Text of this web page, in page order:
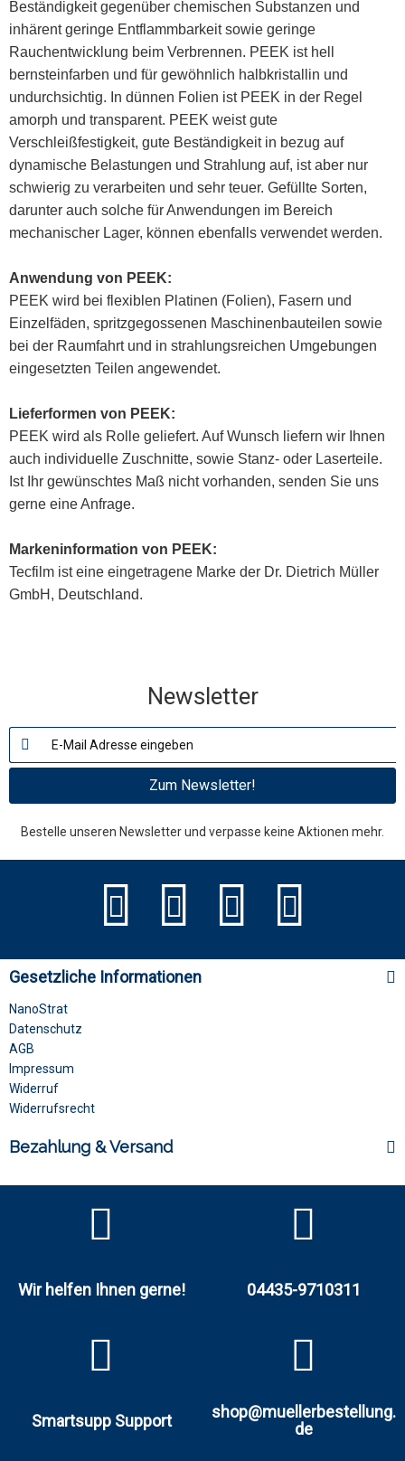
Beständigkeit gegenüber chemischen Substanzen und
inhärent geringe Entflammbarkeit sowie geringe
Rauchentwicklung beim Verbrennen. PEEK ist hell
bernsteinfarben und für gewöhnlich halbkristallin und
undurchsichtig. In dünnen Folien ist PEEK in der Regel
amorph und transparent. PEEK weist gute
Verschleißfestigkeit, gute Beständigkeit in bezug auf
dynamische Belastungen und Strahlung auf, ist aber nur
schwierig zu verarbeiten und sehr teuer. Gefüllte Sorten,
darunter auch solche für Anwendungen im Bereich
mechanischer Lager, können ebenfalls verwendet werden.
Anwendung von PEEK:
PEEK wird bei flexiblen Platinen (Folien), Fasern und
Einzelfäden, spritzgegossenen Maschinenbauteilen sowie
bei der Raumfahrt und in strahlungsreichen Umgebungen
eingesetzten Teilen angewendet.
Lieferformen von PEEK:
PEEK wird als Rolle geliefert. Auf Wunsch liefern wir Ihnen
auch individuelle Zuschnitte, sowie Stanz- oder Laserteile.
Ist Ihr gewünschtes Maß nicht vorhanden, senden Sie uns
gerne eine Anfrage.
Markeninformation von PEEK:
Tecfilm ist eine eingetragene Marke der Dr. Dietrich Müller
GmbH, Deutschland.
Newsletter
Zum Newsletter!
Bestelle unseren Newsletter und verpasse keine Aktionen mehr.
Gesetzliche Informationen
NanoStrat
Datenschutz
AGB
Impressum
Widerruf
Widerrufsrecht
Bezahlung & Versand
Wir helfen Ihnen gerne! 04435-9710311
Smartsupp Support
shop@muellerbestellung.
de